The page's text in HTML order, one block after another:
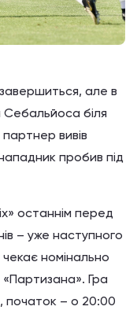
але в
Себальйоса біля
вивів
пробив під
останнім перед
– уже наступного
номінально
Гра
початок – о 20:00